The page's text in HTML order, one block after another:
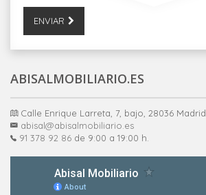
ENVIAR
ABISALMOBILIARIO.ES
Calle Enrique Larreta, 7, bajo, 28036 Madrid
abisal@abisalmobiliario.es
91 378 92 86 de 9:00 a 19:00 h.